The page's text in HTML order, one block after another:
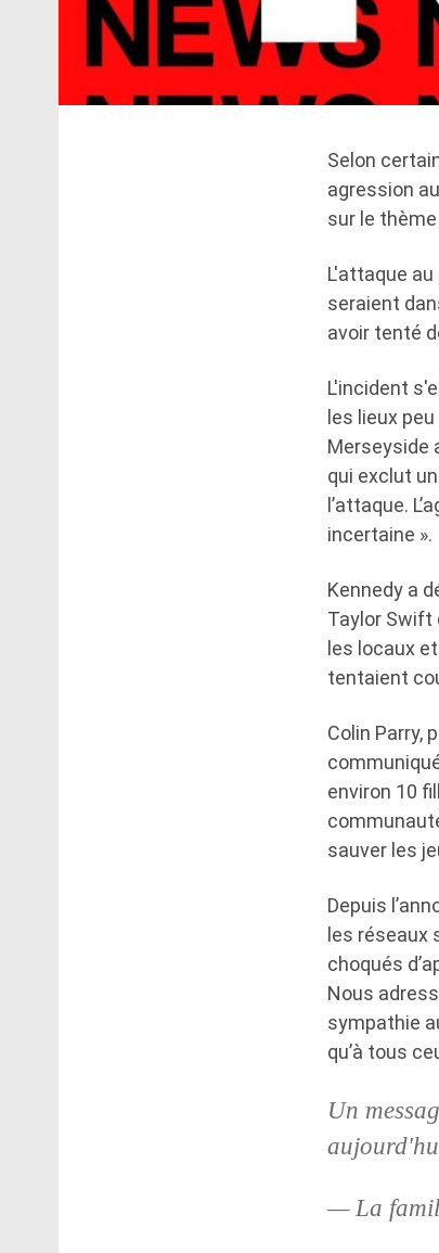
Selon
agression
sur le
L'attaque
seraient
avoir tenté
L'incident
les lieux
Merseyside
qui exclut
l’attaque.
incertaine ».
Kennedy a
Taylor Swift
les locaux
tentaient
Colin Parry,
environ 10
sauver les
Depuis
les réseaux
choqués
Nous
sympathie
qu’à tous
Un
— La